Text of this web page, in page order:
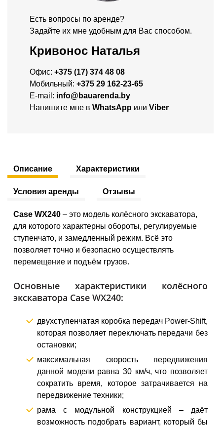
Есть вопросы по аренде?
Задайте их мне удобным для Вас способом.
Кривонос Наталья
Офис: +375 (17) 374 48 08
Мобильный: +375 29 162-23-65
E-mail: info@bauarenda.by
Напишите мне в WhatsAppили Viber
Описание Характеристики
Условия аренды Отзывы
Case WX240 – это модель колёсного экскаватора,
для которого характерны обороты, регулируемые
ступенчато, и замедленный режим. Всё это
позволяет точно и безопасно осуществлять
перемещение и подъём грузов.
Основные характеристики колёсного
экскаватора Case WX240:
двухступенчатая коробка передач Power-Shift,
которая позволяет переключать передачи без
остановки;
максимальная скорость передвижения
данной модели равна 30 км/ч, что позволяет
сократить время, которое затрачивается на
передвижение техники;
рама с модульной конструкцией – даёт
возможность подобрать вариант, который бы